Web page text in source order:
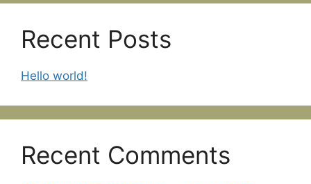
Recent Posts
Hello world!
Recent Comments